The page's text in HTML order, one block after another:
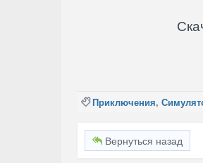
Приключения,
Вернуться назад